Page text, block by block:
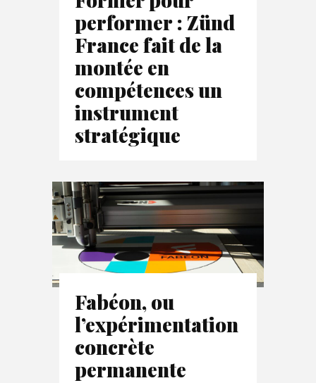
performer : Zünd
France fait de la
montée en
compétences un
instrument
stratégique
Fabéon, ou
l’expérimentation
concrète
permanente